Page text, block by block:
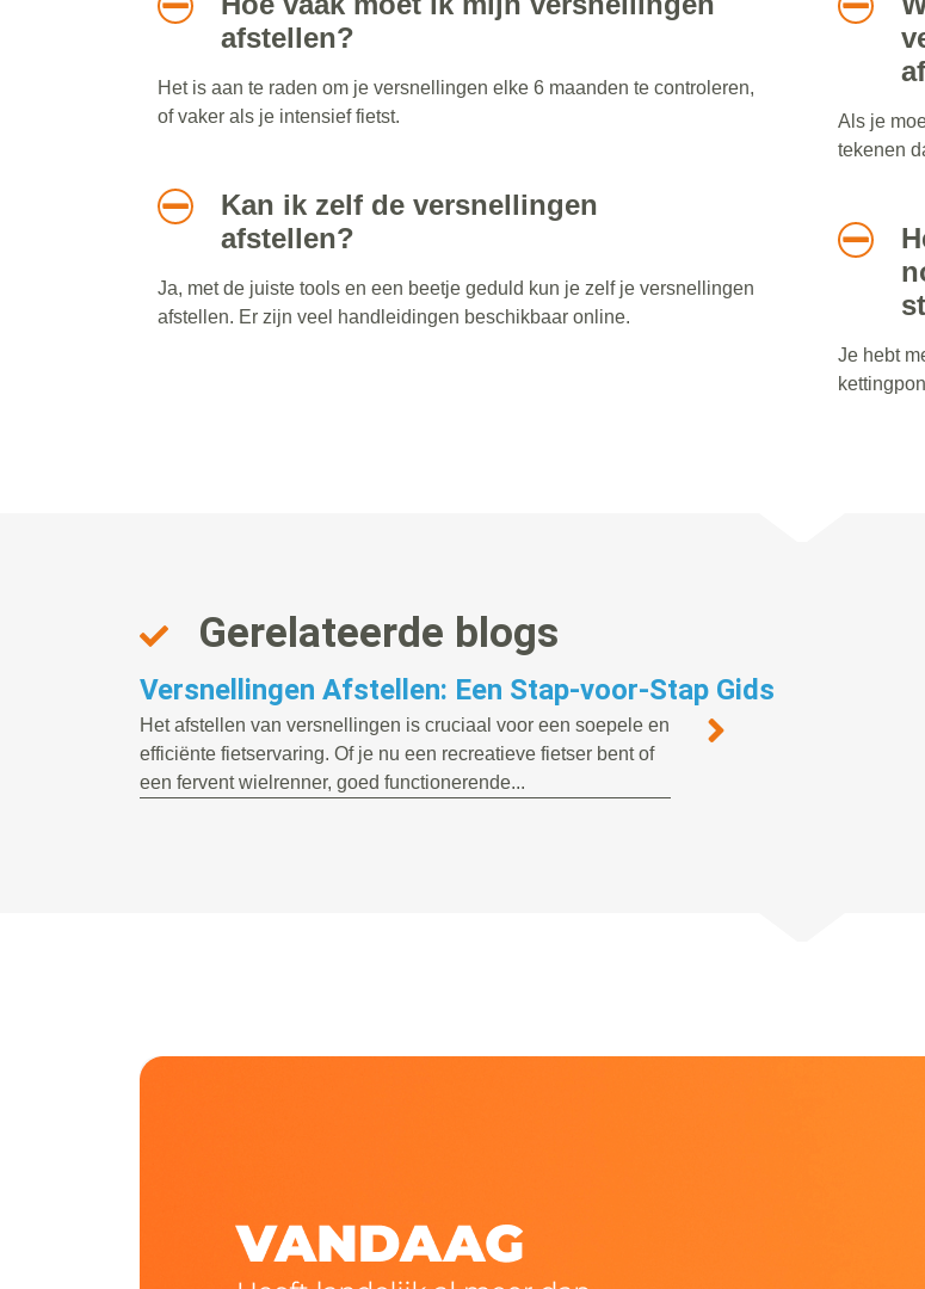
afstellen?
Het is aan te raden om je versnellingen elke 6 maanden te controleren,
of vaker als je intensief fietst.
Kan ik zelf de versnellingen
afstellen?
Ja, met de juiste tools en een beetje geduld kun je zelf je versnellingen
afstellen. Er zijn veel handleidingen beschikbaar online.
Als je
tekenen
Je hebt
Gerelateerde blogs
Versnellingen Afstellen: Een Stap-voor-Stap Gids
Het afstellen van versnellingen is cruciaal voor een soepele en
efficiënte fietservaring. Of je nu een recreatieve fietser bent of
een fervent wielrenner, goed functionerende...